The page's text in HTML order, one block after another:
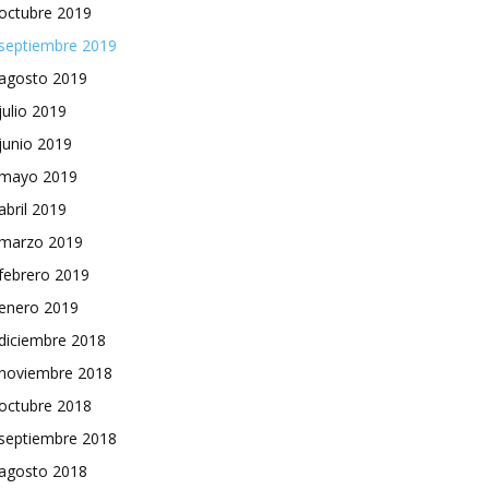
2019
2019
2019
2019
2019
2019
2019
2019
2019
2019
2018
2018
2018
2018
2018